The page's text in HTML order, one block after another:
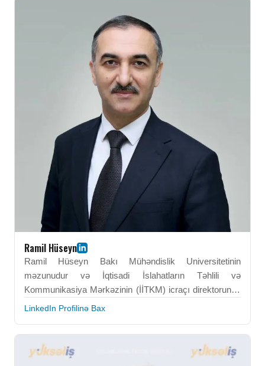
artırılmasına yönəlib. Şahin Əliyev sosial müdafiə
sahəsində şəffaflığın və hesabatlılığın gücləndirilməsinə
töhfə verir. BEU-da əldə etdiyi iqtisadi və idarəetmə
bilikləri onun peşəkar fəaliyyətinin əsasını təşkil edir. O,
milli sosial rifah sisteminin inkişafında mühüm icraçı
Ramil Hüseyn
Ramil Hüseyn Bakı Mühəndislik Universitetinin
məzunudur və İqtisadi İslahatların Təhlili və
Kommunikasiya Mərkəzinin (İİTKM) icraçı direktorunun
müavini vəzifəsində çalışır. O, iqtisadi islahatların təhlili,
ixtisaslaşıb. Ramil Hüseyn analitik hesabatların
hazırlanması və genişmiqyaslı islahat təşəbbüslərinin
qiymətləndirilməsi sahəsində zəngin təcrübəyə malikdir.
LinkedIn Profilinə Bax